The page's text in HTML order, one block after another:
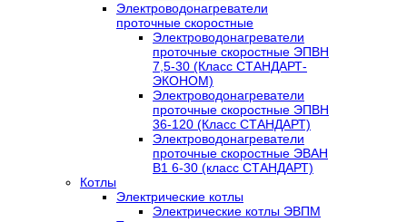
Электроводонагреватели
проточные скоростные
Электроводонагреватели
проточные скоростные ЭПВН
7,5-30 (Класс СТАНДАРТ-
ЭКОНОМ)
Электроводонагреватели
проточные скоростные ЭПВН
36-120 (Класс СТАНДАРТ)
Электроводонагреватели
проточные скоростные ЭВАН
В1 6-30 (класс СТАНДАРТ)
Котлы
Электрические котлы
Электрические котлы ЭВПМ